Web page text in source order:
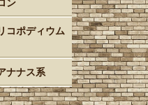
ン
コポディウム
ナナス系